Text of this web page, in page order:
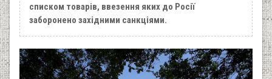
списком товарів, ввезення яких до Росії
заборонено західними санкціями.